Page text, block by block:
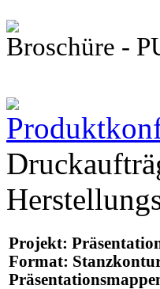
Broschüre -
Projekt:
Format: